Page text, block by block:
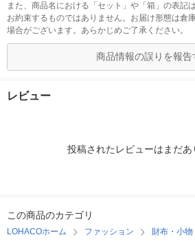
また、商品名における「セット」や「箱」の表記
お約束するものではありません。お届け形態は倉
場合がございます。あらかじめご了承ください。
商品情報の誤りを報告
レビュー
投稿されたレビューはまだあ
この商品のカテゴリ
LOHACOホーム ファッション 財布・小物